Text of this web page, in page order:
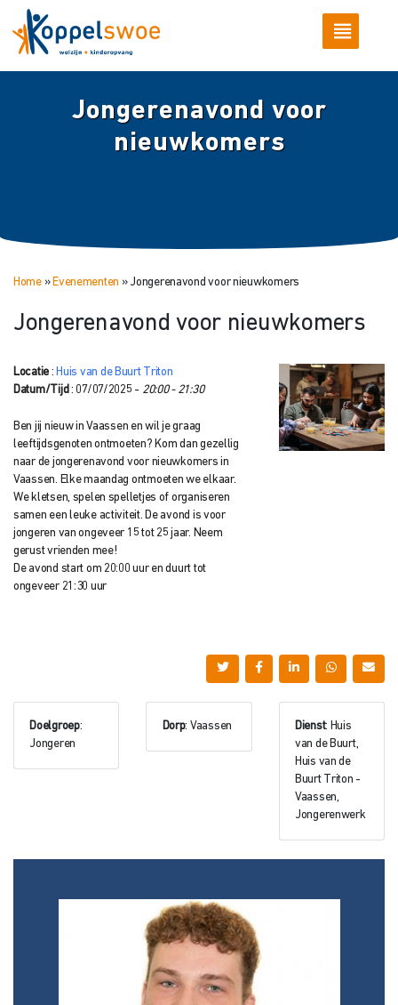
Jongerenavond voor
nieuwkomers
Home» Evenementen » Jongerenavond voor nieuwkomers
Jongerenavond voor nieuwkomers
Locatie : Huis van de Buurt Triton
Datum/Tijd : 07/07/2025 - 20:00 - 21:30
Ben jij nieuw in Vaassen en wil je graag
leeftijdsgenoten ontmoeten? Kom dan gezellig
naar de jongerenavond voor nieuwkomers in
Vaassen. Elke maandag ontmoeten we elkaar.
We kletsen, spelen spelletjes of organiseren
samen een leuke activiteit. De avond is voor
jongeren van ongeveer 15 tot 25 jaar. Neem
gerust vrienden mee!
De avond start om 20:00 uur en duurt tot
ongeveer 21:30 uur
Doelgroep:
Jongeren
Dorp: Vaassen Dienst: Huis
van de Buurt,
Huis van de
Buurt Triton -
Vaassen,
Jongerenwerk